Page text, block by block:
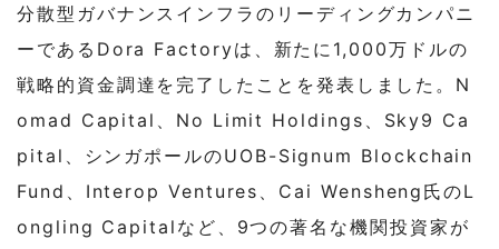
分散型ガバナンスインフラのリーディングカンパニ
ーであるDora Factoryは、新たに1,000万ドルの
戦略的資金調達を完了したことを発表しました。N
omad Capital、No Limit Holdings、Sky9 Ca
pital、シンガポールのUOB-Signum Blockchain
Fund、Interop Ventures、Cai Wensheng氏のL
ongling Capitalなど、9つの著名な機関投資家が